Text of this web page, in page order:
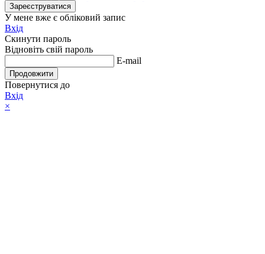
Зареєструватися
У мене вже є обліковий запис
Вхід
Скинути пароль
Відновіть свій пароль
E-mail
Продовжити
Повернутися до
Вхід
×